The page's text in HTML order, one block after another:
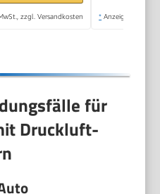
zzgl. Versandkosten * Anzeige
für
Druckluft-